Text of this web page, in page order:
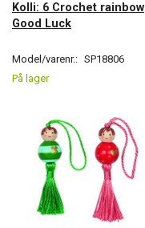
Kolli: 6 Crochet rainbow
Good Luck
Model/varenr.: SP18806
På lager